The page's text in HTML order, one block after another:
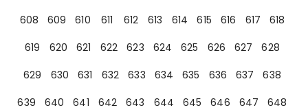
608
609 610 611 612 613 614 615 616 617
618
619
620 621 622 623 624 625 626 627
628
629
630 631 632 633 634 635 636 637
638
639
640 641 642 643 644 645 646 647
648